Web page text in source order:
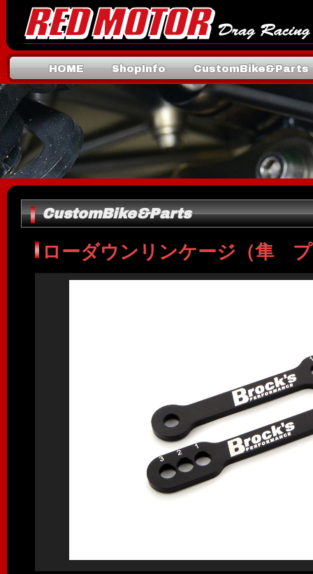
HOME ShopInfo CustomBike&Parts
Mail
CustomBike&Parts
ローダウンリンケージ（隼